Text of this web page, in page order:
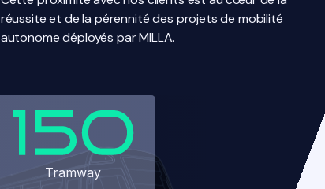
réussite et de la pérennité des projets de mobilité
autonome déployés par MILLA.
Tramway